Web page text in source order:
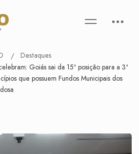
Destaques
Goiás sai da 15ª posição para a 3ª
que possuem Fundos Municipais dos